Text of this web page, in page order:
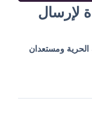
لإرسال
الحرية ومستعدان